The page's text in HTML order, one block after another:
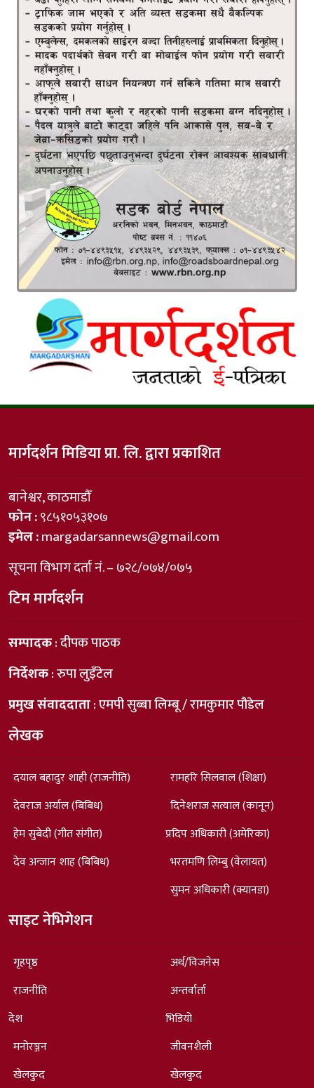
मार्गदर्शन मिडिया प्रा. लि. द्वारा प्रकाशित
बानेश्वर, काठमाडौँ
फोन :९८५१०५३१०७
इमेल :margadarsannews@gmail.com
सूचना विभाग दर्ता नं. – ७२८/०७४/०७५
टिम मार्गदर्शन
सम्पादक: दीपक पाठक
निर्देशक: रुपा लुइँटेल
प्रमुख संवाददाता: एमपी सुब्बा लिम्बू / रामकुमार पौडेल
लेखक
दयाल बहादुर शाही (राजनीति)
देवराज अर्याल (बिबिध)
हेम सुबेदी (गीत संगीत)
देव अन्जान शाह (बिबिध)
रामहरि सिलवाल (शिक्षा)
दिनेशराज सत्याल (कानून)
प्रदिप अधिकारी (अमेरिका)
भरतमणि लिम्बु (वेलायत)
सुमन अधिकारी (क्यानडा)
साइट नेभिगेशन
गृहपृष्ठ
राजनीति
देश
मनोरञ्जन
खेलकुद
अर्थ/विजनेस
अन्तर्वार्ता
भिडियो
जीवनशैली
खेलकुद